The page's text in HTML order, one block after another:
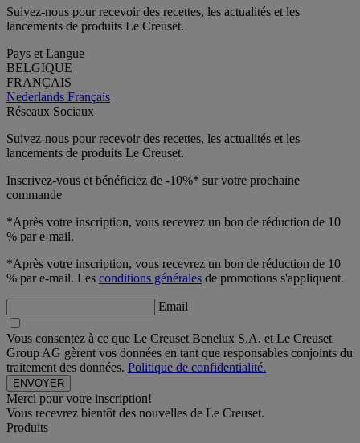
Suivez-nous pour recevoir des recettes, les actualités et les
lancements de produits Le Creuset.
Pays et Langue
BELGIQUE
FRANÇAIS
Nederlands Français
Réseaux Sociaux
Suivez-nous pour recevoir des recettes, les actualités et les
lancements de produits Le Creuset.
Inscrivez-vous et bénéficiez de -10%* sur votre prochaine
commande
*Après votre inscription, vous recevrez un bon de réduction de 10
% par e-mail.
*Après votre inscription, vous recevrez un bon de réduction de 10
% par e-mail. Les conditions générales de promotions s'appliquent.
Email
Vous consentez à ce que Le Creuset Benelux S.A. et Le Creuset
Group AG gèrent vos données en tant que responsables conjoints du
traitement des données. Politique de confidentialité.
Merci pour votre inscription!
Vous recevrez bientôt des nouvelles de Le Creuset.
Produits